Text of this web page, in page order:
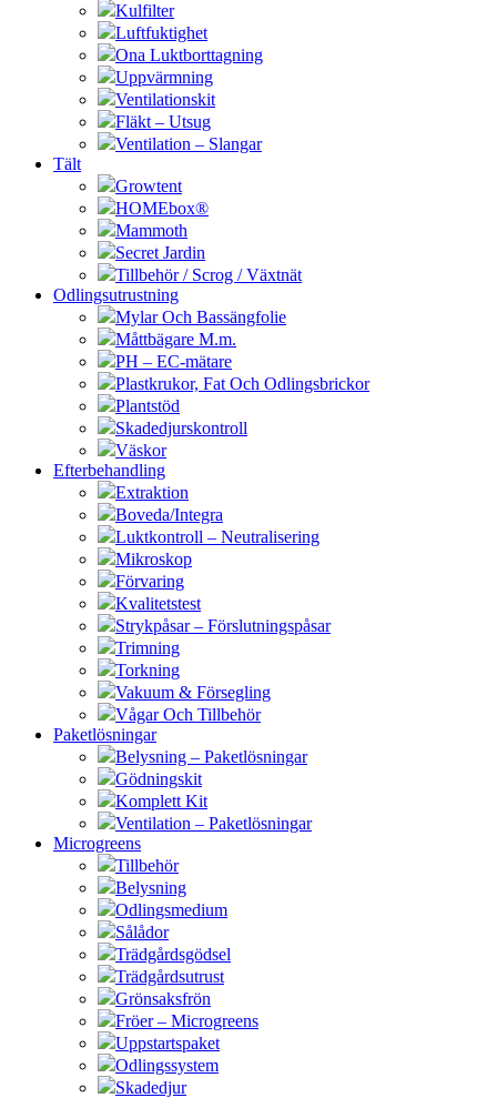
Kulfilter
Luftfuktighet
Ona Luktborttagning
Uppvärmning
Ventilationskit
Fläkt – Utsug
Ventilation – Slangar
Tält
Growtent
HOMEbox®
Mammoth
Secret Jardin
Tillbehör / Scrog / Växtnät
Odlingsutrustning
Mylar Och Bassängfolie
Måttbägare M.m.
PH – EC-mätare
Plastkrukor, Fat Och Odlingsbrickor
Plantstöd
Skadedjurskontroll
Väskor
Efterbehandling
Extraktion
Boveda/Integra
Luktkontroll – Neutralisering
Mikroskop
Förvaring
Kvalitetstest
Strykpåsar – Förslutningspåsar
Trimning
Torkning
Vakuum & Försegling
Vågar Och Tillbehör
Paketlösningar
Belysning – Paketlösningar
Gödningskit
Komplett Kit
Ventilation – Paketlösningar
Microgreens
Tillbehör
Belysning
Odlingsmedium
Sålådor
Trädgårdsgödsel
Trädgårdsutrust
Grönsaksfrön
Fröer – Microgreens
Uppstartspaket
Odlingssystem
Skadedjur